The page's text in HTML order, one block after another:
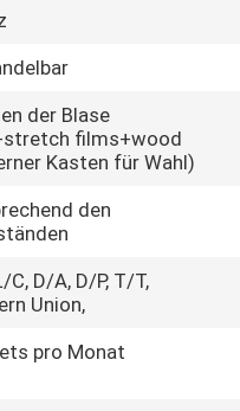
der Blase
films+wood
Kasten für Wahl)
den
C, D/A, D/P, T/T,
Union,
pro Monat